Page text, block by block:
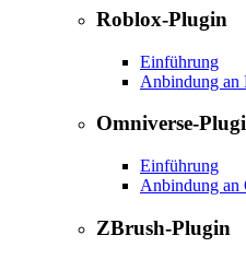
Roblox-Plugin
Einführung
Anbindung an
Omniverse-
Einführung
Anbindung an
ZBrush-Plugin